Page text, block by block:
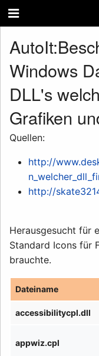
Windows
DLL's
Grafiken
Quellen:
http://
http://
Herausgesucht für
Standard Icons für
brauchte.
Dateiname
accessibilitycpl.dll
appwiz.cpl